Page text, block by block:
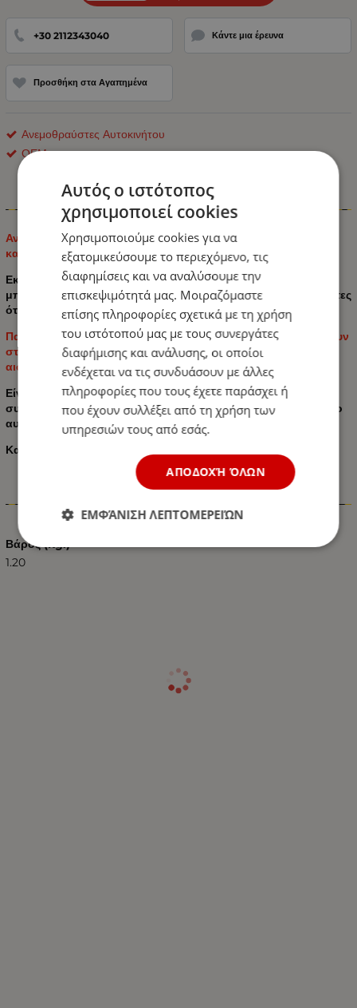
+30 2112343040 Κάντε μια έρευνα
Προσθήκη στα Αγαπημένα
Ανεμοθραύστες Αυτοκινήτου
ΟΕΜ
Πληροφορίες
Ανεμοθραύστες της εταιρείας για τοποθέτηση στα μπροστινά
και πίσω παράθυρα του αυτοκινήτου.
Εκτρέπουν τον άνεμο, μειώνοντας τον θόρυβο του αέρα που
μπαίνει στο αυτοκίνητο κατά την οδήγηση σε υψηλές ταχύτητες
όταν το παράθυρο δεν είναι εντελώς σφραγισμένο.
Παράλληλα αποτρέπουν τις σταγόνες βροχής να εισχωρήσουν
στη καμπίνα του οχήματος και αναβαθμίζουν την συνολική
αισθητική του αυτοκινήτου.
Είναι σχεδιασμένοι έτσι ώστε να είναι συμβατοί μόνο με
συγκεκριμένη μάρκα και συγκεκριμένης χρονολογίας μοντέλο
αυτοκινήτου.
Κατάλληλη για:
Βάρος (kg.)
1.20
Αυτός ο ιστότοπος
χρησιμοποιεί cookies
Χρησιμοποιούμε cookies για να
εξατομικεύσουμε το περιεχόμενο, τις
διαφημίσεις και να αναλύσουμε την
επισκεψιμότητά μας. Μοιραζόμαστε
επίσης πληροφορίες σχετικά με τη χρήση
του ιστότοπού μας με τους συνεργάτες
διαφήμισης και ανάλυσης, οι οποίοι
ενδέχεται να τις συνδυάσουν με άλλες
πληροφορίες που τους έχετε παράσχει ή
που έχουν συλλέξει από τη χρήση των
υπηρεσιών τους από εσάς.
ΑΠΟΔΟΧΉ ΌΛΩΝ
ΕΜΦΆΝΙΣΗ ΛΕΠΤΟΜΕΡΕΙΏΝ